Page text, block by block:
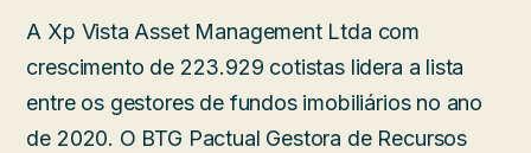
A Xp Vista Asset Management Ltda com
crescimento de 223.929 cotistas lidera a lista
entre os gestores de fundos imobiliários no ano
de 2020. O BTG Pactual Gestora de Recursos